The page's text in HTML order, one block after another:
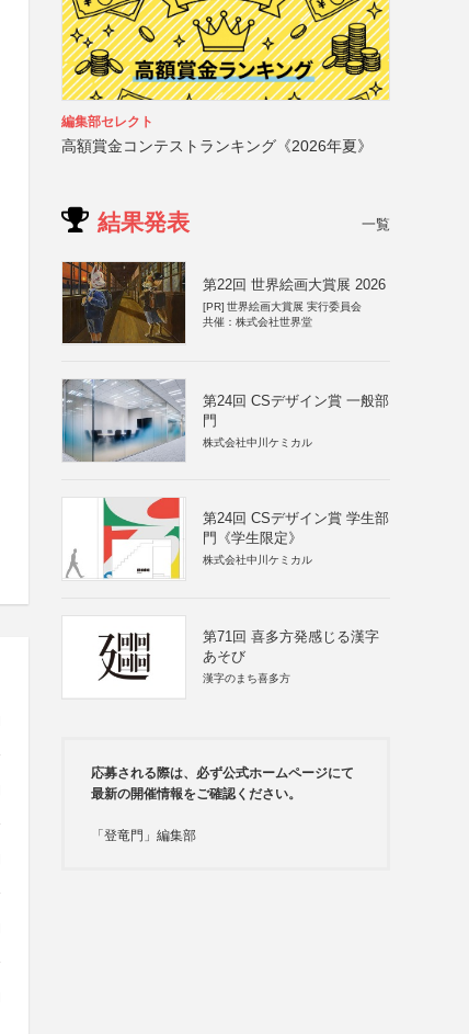
編集部セレクト
高額賞金コンテストランキング《2026年夏》
結果発表 一覧
第22回 世界絵画大賞展 2026
[PR] 世界絵画大賞展 実行委員会
共催：株式会社世界堂
第24回 CSデザイン賞 一般部
門
株式会社中川ケミカル
第24回 CSデザイン賞 学生部
門《学生限定》
株式会社中川ケミカル
第71回 喜多方発感じる漢字
あそび
漢字のまち喜多方
応募される際は、必ず公式ホームページにて
最新の開催情報をご確認ください。
「登竜門」編集部